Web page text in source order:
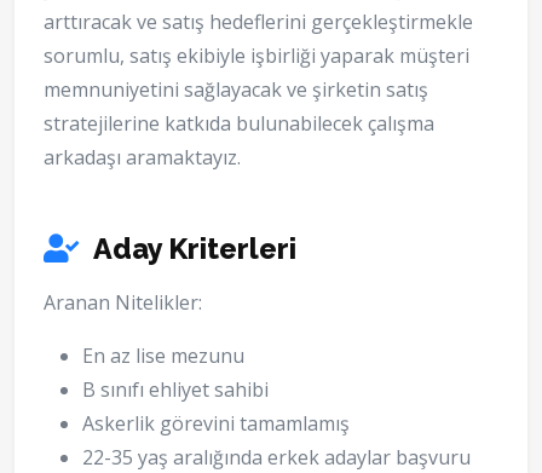
arttıracak ve satış hedeflerini gerçekleştirmekle
sorumlu, satış ekibiyle işbirliği yaparak müşteri
memnuniyetini sağlayacak ve şirketin satış
stratejilerine katkıda bulunabilecek çalışma
arkadaşı aramaktayız.
Aday Kriterleri
Aranan Nitelikler:
En az lise mezunu
B sınıfı ehliyet sahibi
Askerlik görevini tamamlamış
22-35 yaş aralığında erkek adaylar başvuru